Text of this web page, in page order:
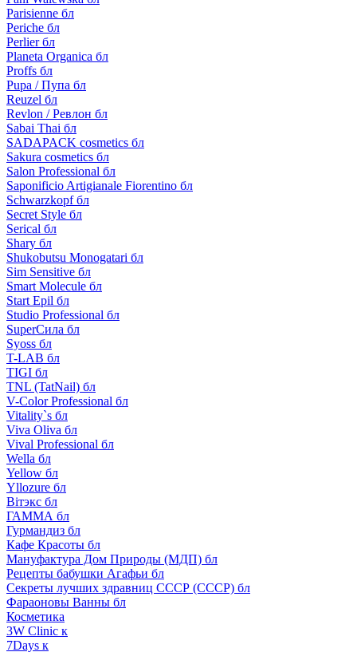
Parisienne бл
Periche бл
Perlier бл
Planeta Organica бл
Proffs бл
Pupa / Пупа бл
Reuzel бл
Revlon / Ревлон бл
Sabai Thai бл
SADAPACK cosmetics бл
Sakura cosmetics бл
Salon Professional бл
Saponificio Artigianale Fiorentino бл
Schwarzkopf бл
Secret Style бл
Serical бл
Shary бл
Shukobutsu Monogatari бл
Sim Sensitive бл
Smart Molecule бл
Start Epil бл
Studio Professional бл
SuperСила бл
Syoss бл
T-LAB бл
TIGI бл
TNL (TatNail) бл
V-Color Professional бл
Vitality`s бл
Viva Oliva бл
Vival Professional бл
Wella бл
Yellow бл
Yllozure бл
Вiтэкс бл
ГАММА бл
Гурмандиз бл
Кафе Красоты бл
Мануфактура Дом Природы (МДП) бл
Рецепты бабушки Агафьи бл
Секреты лучших здравниц СССР (СССР) бл
Фараоновы Ванны бл
Косметика
3W Clinic к
7Days к